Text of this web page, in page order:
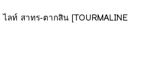
ลท์ สาทร-ตากสิน [TOURMALINE